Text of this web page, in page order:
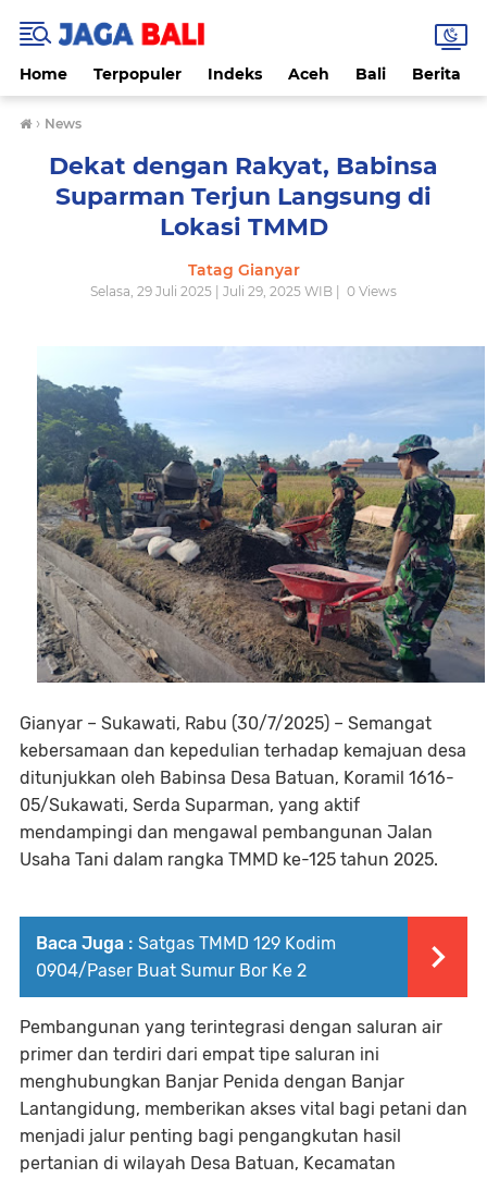
Home Terpopuler Indeks Aceh Bali Berita
› News
Dekat dengan Rakyat, Babinsa
Suparman Terjun Langsung di
Lokasi TMMD
Tatag Gianyar
Selasa, 29 Juli 2025 | Juli 29, 2025 WIB | 0 Views
Gianyar – Sukawati, Rabu (30/7/2025) – Semangat
kebersamaan dan kepedulian terhadap kemajuan desa
ditunjukkan oleh Babinsa Desa Batuan, Koramil 1616-
05/Sukawati, Serda Suparman, yang aktif
mendampingi dan mengawal pembangunan Jalan
Usaha Tani dalam rangka TMMD ke-125 tahun 2025.
Baca Juga : Satgas TMMD 129 Kodim
0904/Paser Buat Sumur Bor Ke 2
Pembangunan yang terintegrasi dengan saluran air
primer dan terdiri dari empat tipe saluran ini
menghubungkan Banjar Penida dengan Banjar
Lantangidung, memberikan akses vital bagi petani dan
menjadi jalur penting bagi pengangkutan hasil
pertanian di wilayah Desa Batuan, Kecamatan